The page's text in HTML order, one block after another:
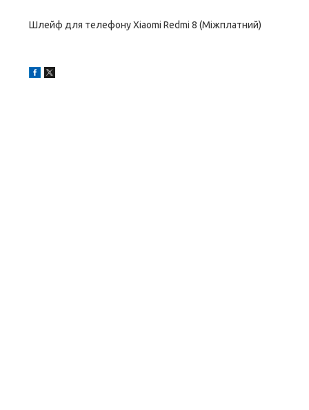
Шлейф для телефону Xiaomi Redmi 8 (Міжплатний)